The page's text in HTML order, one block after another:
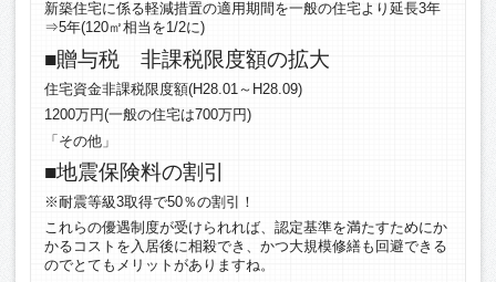
新築住宅に係る軽減措置の適用期間を一般の住宅より延長3年
⇒5年(120㎡相当を1/2に)
■贈与税 非課税限度額の拡大
住宅資金非課税限度額(H28.01～H28.09)
1200万円(一般の住宅は700万円)
「その他」
■地震保険料の割引
※耐震等級3取得で50％の割引！
これらの優遇制度が受けられれば、認定基準を満たすためにか
かるコストを入居後に相殺でき、かつ大規模修繕も回避できる
のでとてもメリットがありますね。